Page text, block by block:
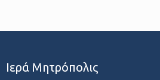
Ιερά Μητρόπολις